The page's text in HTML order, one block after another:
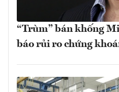
“Trùm” bán khống
báo rủi ro chứng